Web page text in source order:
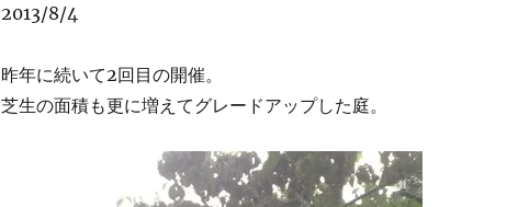
2013/8/4
昨年に続いて2回目の開催。
芝生の面積も更に増えてグレードアップした庭。